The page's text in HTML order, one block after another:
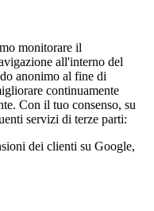
monitorare il
all'interno del
anonimo al fine di
continuamente
Con il tuo consenso, su
servizi di terze parti:
dei clienti su Google,